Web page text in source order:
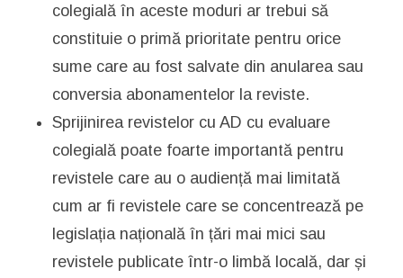
colegială în aceste moduri ar trebui să
constituie o primă prioritate pentru orice
sume care au fost salvate din anularea sau
conversia abonamentelor la reviste.
Sprijinirea revistelor cu AD cu evaluare
colegială poate foarte importantă pentru
revistele care au o audiență mai limitată
cum ar fi revistele care se concentrează pe
legislația națională în țări mai mici sau
revistele publicate într-o limbă locală, dar și